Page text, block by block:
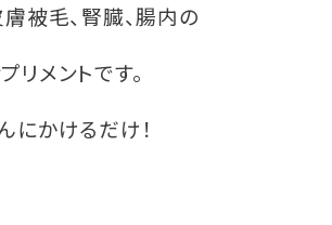
膚被毛、腎臓、腸内の
メントです。
にかけるだけ！